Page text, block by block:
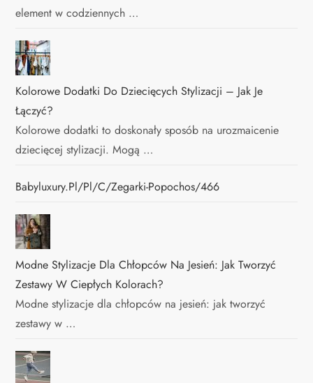
element w codziennych …
Kolorowe Dodatki Do Dziecięcych Stylizacji – Jak Je
Łączyć?
Kolorowe dodatki to doskonały sposób na urozmaicenie
dziecięcej stylizacji. Mogą …
Babyluxury.pl/pl/c/Zegarki-Popochos/466
Modne Stylizacje Dla Chłopców Na Jesień: Jak Tworzyć
Zestawy W Ciepłych Kolorach?
Modne stylizacje dla chłopców na jesień: jak tworzyć
zestawy w …